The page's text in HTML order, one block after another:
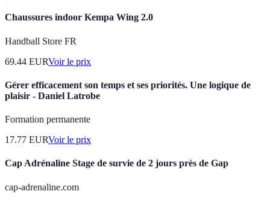
Chaussures indoor Kempa Wing 2.0
Handball Store FR
69.44 EURVoir le prix
Gérer efficacement son temps et ses priorités. Une logique de
plaisir - Daniel Latrobe
Formation permanente
17.77 EURVoir le prix
Cap Adrénaline Stage de survie de 2 jours près de Gap
cap-adrenaline.com